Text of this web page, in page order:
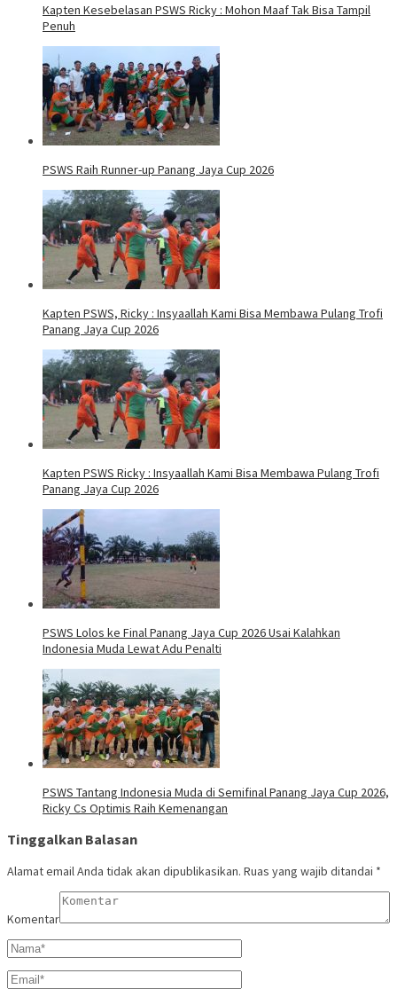
Kapten Kesebelasan PSWS Ricky : Mohon Maaf Tak Bisa Tampil
Penuh
PSWS Raih Runner-up Panang Jaya Cup 2026
Kapten PSWS, Ricky : Insyaallah Kami Bisa Membawa Pulang Trofi
Panang Jaya Cup 2026
Kapten PSWS Ricky : Insyaallah Kami Bisa Membawa Pulang Trofi
Panang Jaya Cup 2026
PSWS Lolos ke Final Panang Jaya Cup 2026 Usai Kalahkan
Indonesia Muda Lewat Adu Penalti
PSWS Tantang Indonesia Muda di Semifinal Panang Jaya Cup 2026,
Ricky Cs Optimis Raih Kemenangan
Tinggalkan Balasan
Alamat email Anda tidak akan dipublikasikan. Ruas yang wajib ditandai *
Komentar